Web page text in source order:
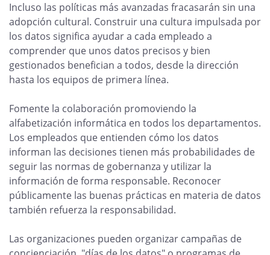
Incluso las políticas más avanzadas fracasarán sin una
adopción cultural. Construir una cultura impulsada por
los datos significa ayudar a cada empleado a
comprender que unos datos precisos y bien
gestionados benefician a todos, desde la dirección
hasta los equipos de primera línea.
Fomente la colaboración promoviendo la
alfabetización informática en todos los departamentos.
Los empleados que entienden cómo los datos
informan las decisiones tienen más probabilidades de
seguir las normas de gobernanza y utilizar la
información de forma responsable. Reconocer
públicamente las buenas prácticas en materia de datos
también refuerza la responsabilidad.
Las organizaciones pueden organizar campañas de